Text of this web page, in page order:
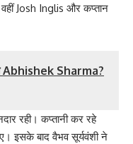
Josh Inglis और कप्तान
Abhishek Sharma?
रही। कप्तानी कर रहे
इसके बाद वैभव सूर्यवंशी ने